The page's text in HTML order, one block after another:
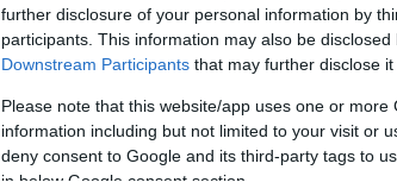
further disclosure of your personal information by
participants. This information may also be
Downstream Participants that may further disclose
Please note that this website/app uses one or
information including but not limited to your visit or
deny consent to Google and its third-party tags to
in below Google consent section.